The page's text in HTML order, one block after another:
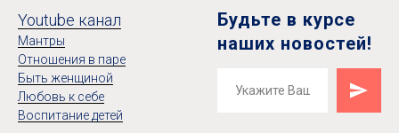
Youtube канал
Мантры
Отношения в паре
Быть женщиной
Любовь к себе
Воспитание детей
Будьте в курсе
наших новостей!